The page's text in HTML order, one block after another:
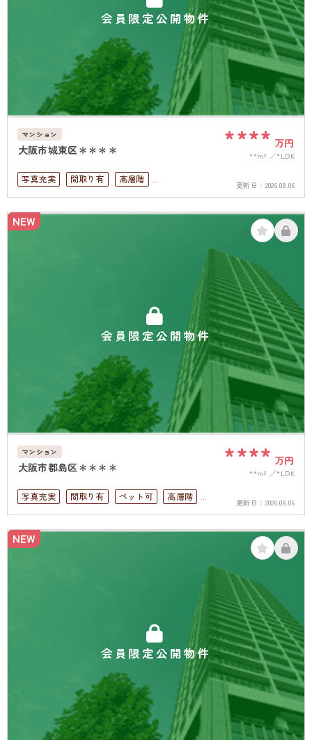
会員限定公開物件
マンション
大阪市城東区＊＊＊＊ **** 万円
**m² *LDK
写真充実 間取り有
高層階
南面バルコニー
オートロック
上下水道完備
更新日： 2026.08.06
会員限定公開物件
NEW
マンション
大阪市都島区＊＊＊＊ **** 万円
**m² *LDK
写真充実 間取り有 ペット可
高層階
南面バルコニー
オートロック
上下水道完備
更新日： 2026.08.06
会員限定公開物件
NEW